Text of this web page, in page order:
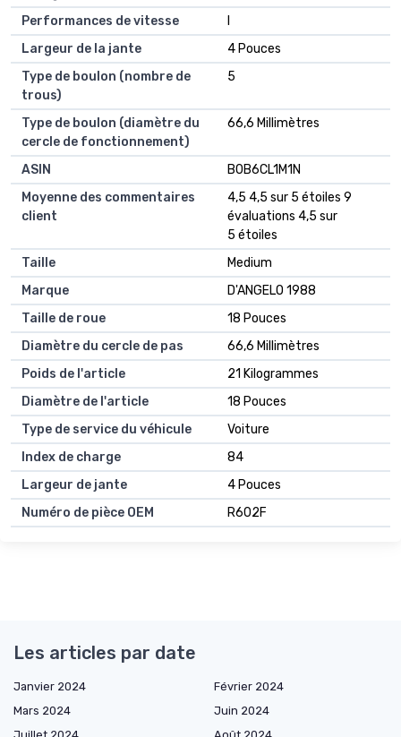
Performances de vitesse
Largeur de la jante
‎4 Pouces
Type de boulon (nombre de
trous)
‎5
Type de boulon (diamètre du
cercle de fonctionnement)
‎66,6 Millimètres
ASIN
B0B6CL1M1N
Moyenne des commentaires
client
4,5 4,5 sur 5 étoiles 9
évaluations 4,5 sur
5 étoiles
Taille
Medium
Marque
D'ANGELO 1988
Taille de roue
18 Pouces
Diamètre du cercle de pas
66,6 Millimètres
Poids de l'article
21 Kilogrammes
Diamètre de l'article
18 Pouces
Type de service du véhicule
Voiture
Index de charge
84
Largeur de jante
4 Pouces
Numéro de pièce OEM
R602F
Les articles par date
Janvier 2024
Février 2024
Mars 2024
Juin 2024